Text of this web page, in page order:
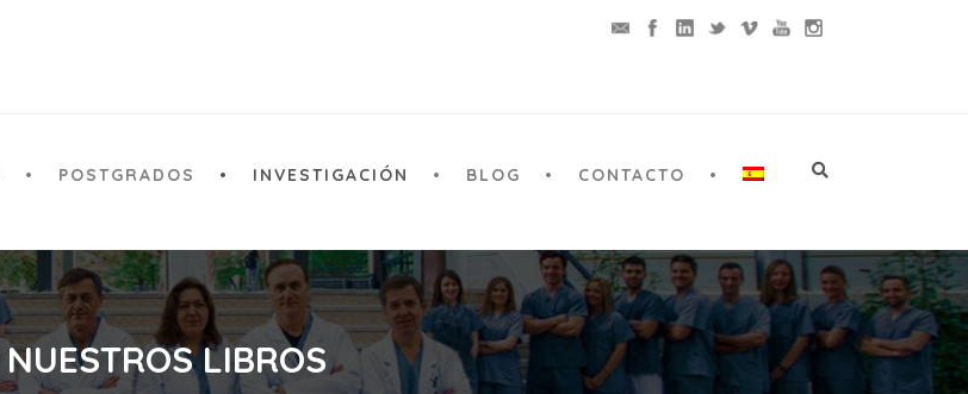
POSTGRADOS INVESTIGACIÓN BLOG CONTACTO
NUESTROS LIBROS